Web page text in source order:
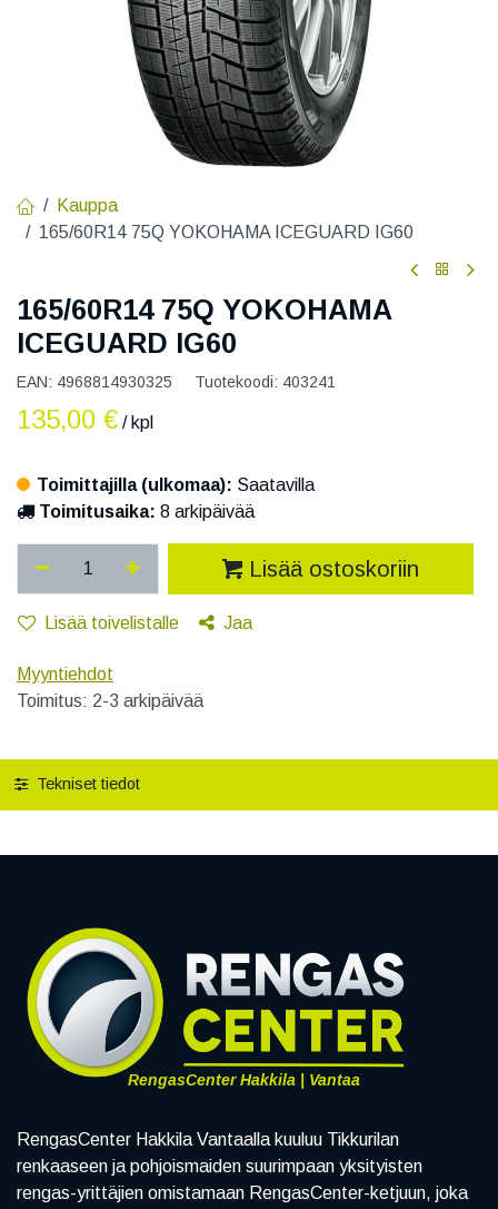
Kauppa
165/60R14 75Q YOKOHAMA ICEGUARD IG60
165/60R14 75Q YOKOHAMA
ICEGUARD IG60
EAN: 4968814930325 Tuotekoodi: 403241
135,00 € / kpl
Toimittajilla (ulkomaa): Saatavilla
Toimitusaika: 8 arkipäivää
Lisää ostoskoriin
Lisää toivelistalle Jaa
Myyntiehdot
Toimitus: 2-3 arkipäivää
Tekniset tiedot
RengasCenter Hakkila | Vantaa
RengasCenter Hakkila Vantaalla kuuluu Tikkurilan
renkaaseen ja pohjoismaiden suurimpaan yksityisten
rengas-yrittäjien omistamaan RengasCenter-ketjuun, joka